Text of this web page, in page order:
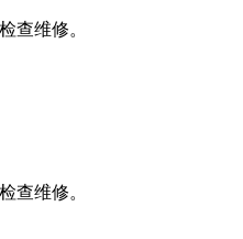
查维修。
查维修。